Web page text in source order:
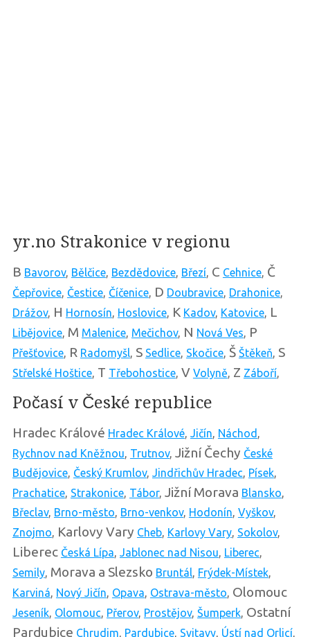
yr.no Strakonice v regionu
B Bavorov, Bělčice, Bezdědovice, Březí, C Cehnice, Č
Čepřovice, Čestice, Číčenice, D Doubravice, Drahonice,
Drážov, H Hornosín, Hoslovice, K Kadov, Katovice, L
Libějovice, M Malenice, Mečichov, N Nová Ves, P
Přešťovice, R Radomyšl, S Sedlice, Skočice, Š Štěkeň, S
Střelské Hoštice, T Třebohostice, V Volyně, Z Záboří,
Počasí v České republice
Hradec Králové Hradec Králové, Jičín, Náchod ,
Rychnov nad Kněžnou, Trutnov, Jižní Čechy České
Budějovice, Český Krumlov, Jindřichův Hradec, Písek,
Prachatice, Strakonice, Tábor, Jižní Morava Blansko,
Břeclav, Brno-město, Brno-venkov, Hodonín, Vyškov,
Znojmo, Karlovy Vary Cheb, Karlovy Vary, Sokolov,
Liberec Česká Lípa, Jablonec nad Nisou, Liberec,
Semily, Morava a Slezsko Bruntál, Frýdek-Místek,
Karviná, Nový Jičín, Opava, Ostrava-město, Olomouc
Jeseník, Olomouc, Přerov, Prostějov, Šumperk, Ostatní
Pardubice Chrudim, Pardubice, Svitavy, Ústí nad Orlicí,